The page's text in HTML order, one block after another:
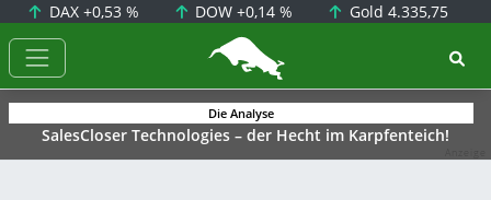
DAX +0,53 % DOW+0,14 % Gold 4.335,75
BörsenNEWS.de
Die Analyse
SalesCloser Technologies – der Hecht im Karpfenteich!